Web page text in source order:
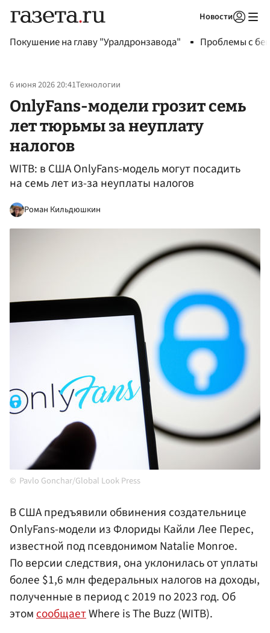
Новости
Покушение на главу "Уралдронзавода" Проблемы с
6 июня 2026 20:41Технологии
OnlyFans-модели грозит семь
лет тюрьмы за неуплату
налогов
WITB: в США OnlyFans-модель могут посадить
на семь лет из-за неуплаты налогов
Роман Кильдюшкин
Pavlo Gonchar/Global Look Press
В США предъявили обвинения создательнице
OnlyFans-модели из Флориды Кайли Лее Перес,
известной под псевдонимом Natalie Monroe.
По версии следствия, она уклонилась от уплаты
более $1,6 млн федеральных налогов на доходы,
полученные в период с 2019 по 2023 год. Об
этомсообщаетWhere is The Buzz (WITB).